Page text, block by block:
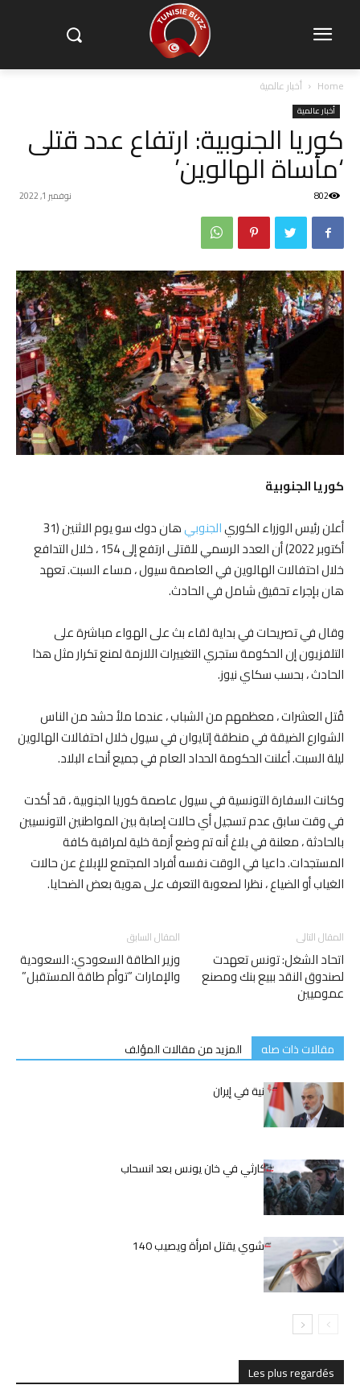
Home أخبار عالمية
أخبار عالمية
كوريا الجنوبية: ارتفاع عدد قتلى
‘مأساة الهالوين’
نوفمبر 1, 2022 802
كوريا الجنوبية
أعلن رئيس الوزراء الكوريالجنوبي
هان دوك سو يوم الاثنين (31
أكتوبر 2022) أن العدد الرسمي للقتلى ارتفع إلى 154 ، خلال التدافع
خلال احتفالات الهالوين في العاصمة سيول ، مساء السبت. تعهد
هان بإجراء تحقيق شامل في الحادث.
وقال في تصريحات في بداية لقاء بث على الهواء مباشرة على
التلفزيون إن الحكومة ستجري التغييرات اللازمة لمنع تكرار مثل هذا
الحادث ، بحسب سكاي نيوز.
قُتل العشرات ، معظمهم من الشباب ، عندما ملأ حشد من الناس
الشوارع الضيقة في منطقة إتايوان في سيول خلال احتفالات الهالوين
ليلة السبت. أعلنت الحكومة الحداد العام في جميع أنحاء البلاد.
وكانت السفارة التونسية في سيول عاصمة كوريا الجنوبية ، قد أكدت
في وقت سابق عدم تسجيل أي حالات إصابة بين المواطنين التونسيين
بالحادثة ، معلنة في بلاغ أنه تم وضع أزمة خلية لمراقبة كافة
المستجدات. داعيا في الوقت نفسه أفراد المجتمع للإبلاغ عن حالات
الغياب أو الضياع ، نظرا لصعوبة التعرف على هوية بعض الضحايا.
المقال السابق
وزير الطاقة السعودي: السعودية
والإمارات ”توأم طاقة المستقبل”
المقال التالى
اتحاد الشغل: تونس تعهدت
لصندوق النقد ببيع بنك ومصنع
عموميين
مقالات ذات صله
المزيد من مقالات المؤلف
اغتيال إسماعيل هنية في إيران
الوضع الإنساني الكارثي في خان يونس بعد انسحاب
الجيش الإسرائيلي
اليابان.. ثعبان بحر مشوي يقتل امرأة ويصيب 140
بالمرض
Les plus regardés